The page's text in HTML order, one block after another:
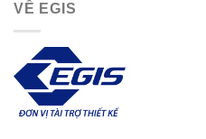
VỀ EGIS